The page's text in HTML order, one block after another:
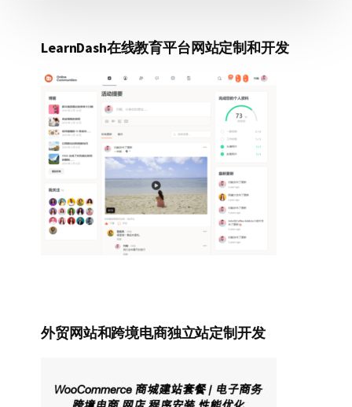
LearnDash在线教育平台网站定制和开发
外贸网站和跨境电商独立站定制开发